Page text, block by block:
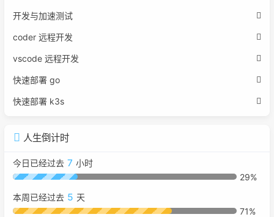
开发与加速测试
coder 远程开发
vscode 远程开发
快速部署 go
快速部署 k3s
人生倒计时
今日已经过去 7 小时
29%
本周已经过去 5 天
71%